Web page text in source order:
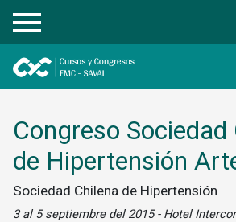
Registrarse
Congreso Sociedad
de Hipertensión
Sociedad Chilena de Hipertensión
3 al 5 septiembre del 2015 - Hotel